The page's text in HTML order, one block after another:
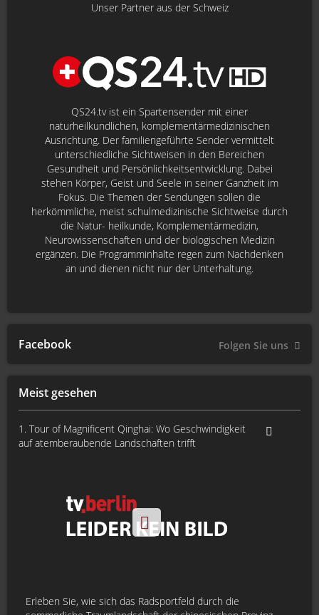
Meist gesehen
1. Tour of Magnificent Qinghai: Wo Geschwindigkeit
auf atemberaubende Landschaften trifft
Erleben Sie, wie sich das Radsportfeld durch die
Unser Partner aus der Schweiz
QS24.tv ist ein Spartensender mit einer
naturheilkundlichen, komplementärmedizinischen
Ausrichtung. Der familiengeführte Sender vermittelt
unterschiedliche Sichtweisen in den Bereichen
Gesundheit und Persönlichkeitsentwicklung. Dabei
stehen Körper, Geist und Seele in seiner Ganzheit im
Fokus. Die Themen der Sendungen sollen die
herkömmliche, meist schulmedizinische Sichtweise durch
die Natur- heilkunde, Komplementärmedizin,
Neurowissenschaften und der biologischen Medizin
ergänzen. Die Programminhalte regen zum Nachdenken
an und dienen nicht nur der Unterhaltung.
Facebook Folgen Sie uns